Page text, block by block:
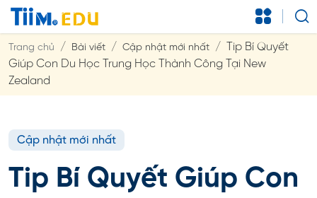
Trang chủ Bài viết Cập nhật mới nhất
Tip Bí Quyết
Giúp Con Du Học Trung Học Thành Công Tại New
Zealand
Cập nhật mới nhất
Tip Bí Quyết Giúp Con